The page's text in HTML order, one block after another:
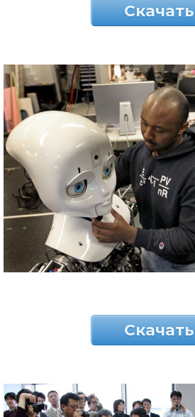
Скачать
Скачать